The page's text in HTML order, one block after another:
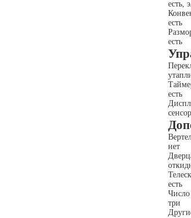
есть,
есть
есть
есть
нет
есть
Число
три